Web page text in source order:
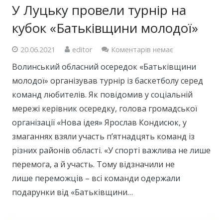
У Луцьку провели турнір на
кубок «Батьківщини молодої»
20.06.2021 editor Коментарів немає
Волинський обласний осередок «Батьківщини
молодої» організував турнір із баскетболу серед
команд любителів. Як повідомив у соціальній
мережі керівник осередку, голова громадської
організації «Нова ідея» Ярослав Кондисюк, у
змаганнях взяли участь п’ятнадцять команд із
різних районів області. «У спорті важлива не лише
перемога, а й участь. Тому відзначили не
лише переможців – всі команди одержали
подарунки від «Батьківщини…